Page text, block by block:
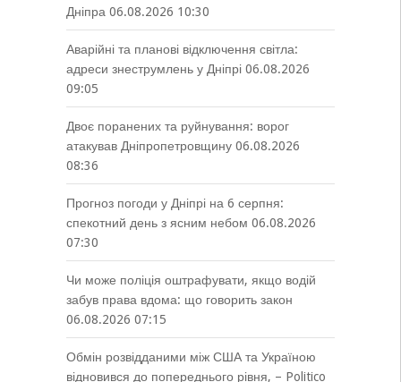
Дніпра 06.08.2026 10:30
Аварійні та планові відключення світла:
адреси знеструмлень у Дніпрі 06.08.2026
09:05
Двоє поранених та руйнування: ворог
атакував Дніпропетровщину 06.08.2026
08:36
Прогноз погоди у Дніпрі на 6 серпня:
спекотний день з ясним небом 06.08.2026
07:30
Чи може поліція оштрафувати, якщо водій
забув права вдома: що говорить закон
06.08.2026 07:15
Обмін розвідданими між США та Україною
відновився до попереднього рівня, – Politico